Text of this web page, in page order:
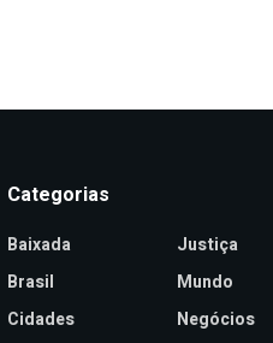
Categorias
Baixada
Brasil
Cidades
Justiça
Mundo
Negócios